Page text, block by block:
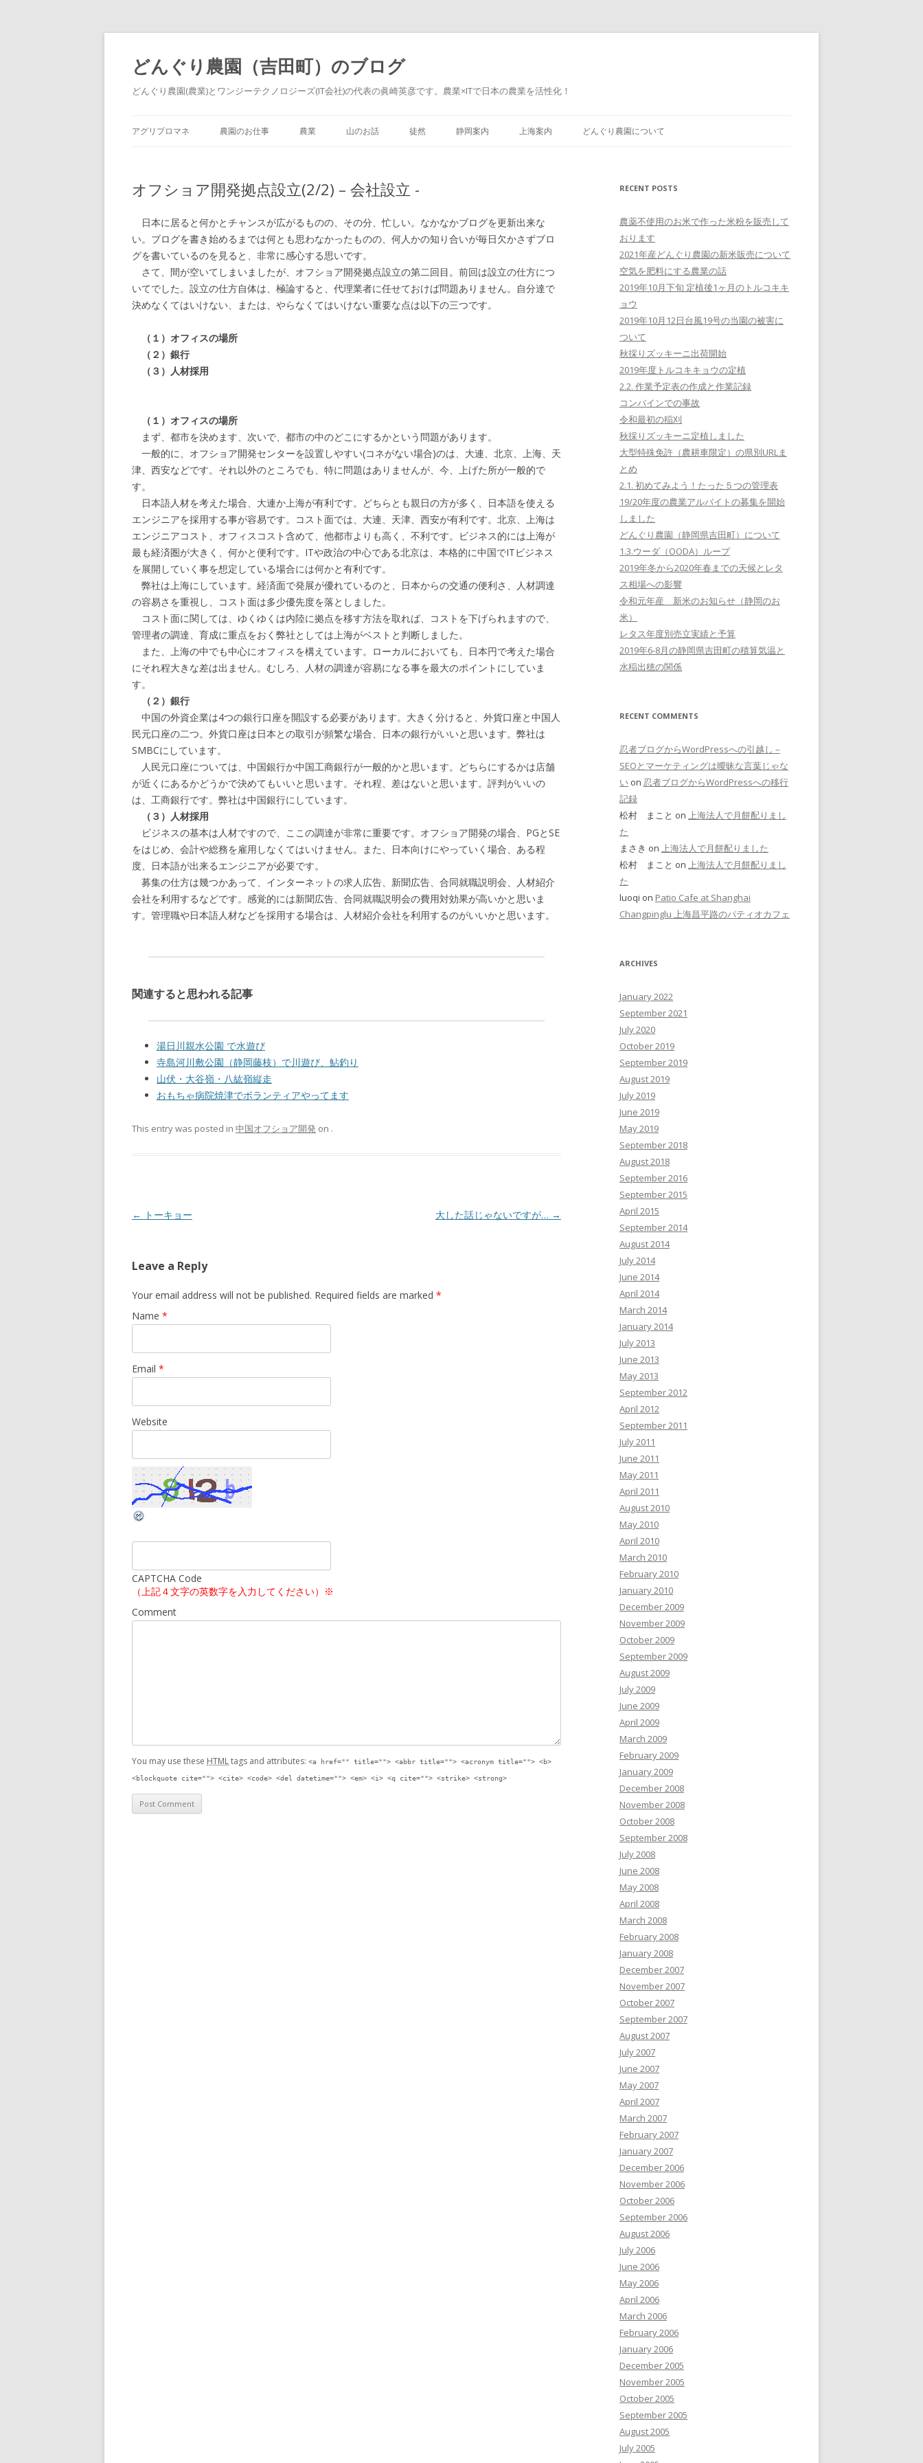
どんぐり農園（吉田町）のブログ
どんぐり農園(農業)とワンジーテクノロジーズ(IT会社)の代表の眞崎英彦です。農業×ITで日本の農業を活性化！
アグリプロマネ 農園のお仕事 農業 山のお話 徒然 静岡案内 上海案内 どんぐり農園について
オフショア開発拠点設立(2/2) – 会社設立 -
日本に居ると何かとチャンスが広がるものの、その分、忙しい。なかなかブログを更新出来な
い。ブログを書き始めるまでは何とも思わなかったものの、何人かの知り合いが毎日欠かさずブロ
グを書いているのを見ると、非常に感心する思いです。
さて、間が空いてしまいましたが、オフショア開発拠点設立の第二回目。前回は設立の仕方につ
いてでした。設立の仕方自体は、極論すると、代理業者に任せておけば問題ありません。自分達で
決めなくてはいけない、または、やらなくてはいけない重要な点は以下の三つです。
（１）オフィスの場所
（２）銀行
（３）人材採用
（１）オフィスの場所
まず、都市を決めます、次いで、都市の中のどこにするかという問題があります。
一般的に、オフショア開発センターを設置しやすい(コネがない場合)のは、大連、北京、上海、天
津、西安などです。それ以外のところでも、特に問題はありませんが、今、上げた所が一般的で
す。
日本語人材を考えた場合、大連か上海が有利です。どちらとも親日の方が多く、日本語を使える
エンジニアを採用する事が容易です。コスト面では、大連、天津、西安が有利です。北京、上海は
エンジニアコスト、オフィスコスト含めて、他都市よりも高く、不利です。ビジネス的には上海が
最も経済圏が大きく、何かと便利です。ITや政治の中心である北京は、本格的に中国でITビジネス
を展開していく事を想定している場合には何かと有利です。
弊社は上海にしています。経済面で発展が優れているのと、日本からの交通の便利さ、人材調達
の容易さを重視し、コスト面は多少優先度を落としました。
コスト面に関しては、ゆくゆくは内陸に拠点を移す方法を取れば、コストを下げられますので、
管理者の調達、育成に重点をおく弊社としては上海がベストと判断しました。
また、上海の中でも中心にオフィスを構えています。ローカルにおいても、日本円で考えた場合
にそれ程大きな差は出ません。むしろ、人材の調達が容易になる事を最大のポイントにしていま
す。
（２）銀行
中国の外資企業は4つの銀行口座を開設する必要があります。大きく分けると、外貨口座と中国人
民元口座の二つ。外貨口座は日本との取引が頻繁な場合、日本の銀行がいいと思います。弊社は
SMBCにしています。
人民元口座については、中国銀行か中国工商銀行が一般的かと思います。どちらにするかは店舗
が近くにあるかどうかで決めてもいいと思います。それ程、差はないと思います。評判がいいの
は、工商銀行です。弊社は中国銀行にしています。
（３）人材採用
ビジネスの基本は人材ですので、ここの調達が非常に重要です。オフショア開発の場合、PGとSE
をはじめ、会計や総務を雇用しなくてはいけません。また、日本向けにやっていく場合、ある程
度、日本語が出来るエンジニアが必要です。
募集の仕方は幾つかあって、インターネットの求人広告、新聞広告、合同就職説明会、人材紹介
会社を利用するなどです。感覚的には新聞広告、合同就職説明会の費用対効果が高いかと思いま
す。管理職や日本語人材などを採用する場合は、人材紹介会社を利用するのがいいかと思います。
関連すると思われる記事
湯日川親水公園 で水遊び
寺島河川敷公園（静岡藤枝）で川遊び、鮎釣り
山伏・大谷嶺・八紘嶺縦走
おもちゃ病院焼津でボランティアやってます
This entry was posted in 中国オフショア開発 on .
Post navigation
← トーキョー 大した話じゃないですが… →
Leave a Reply
Your email address will not be published. Required fields are marked *
Name *
Email *
Website
CAPTCHA Code
（上記４文字の英数字を入力してください）※
Comment
You may use these HTMLtags and attributes: <a href="" title=""> <abbr title=""> <acronym title=""> <b>
<blockquote cite=""> <cite> <code> <del datetime=""> <em> <i> <q cite=""> <strike> <strong>
RECENT POSTS
農薬不使用のお米で作った米粉を販売して
おります
2021年産どんぐり農園の新米販売について
空気を肥料にする農業の話
2019年10月下旬 定植後1ヶ月のトルコキキ
ョウ
2019年10月12日台風19号の当園の被害に
ついて
秋採りズッキーニ出荷開始
2019年度トルコキキョウの定植
2.2. 作業予定表の作成と作業記録
コンバインでの事故
令和最初の稲刈
秋採りズッキーニ定植しました
大型特殊免許（農耕車限定）の県別URLま
とめ
2.1. 初めてみよう！たった５つの管理表
19/20年度の農業アルバイトの募集を開始
しました
どんぐり農園（静岡県吉田町）について
1.3.ウーダ（OODA）ループ
2019年冬から2020年春までの天候とレタ
ス相場への影響
令和元年産 新米のお知らせ（静岡のお
米）
レタス年度別売立実績と予算
2019年6-8月の静岡県吉田町の積算気温と
水稲出穂の関係
RECENT COMMENTS
忍者ブログからWordPressへの引越し –
SEOとマーケティングは曖昧な言葉じゃな
い on 忍者ブログからWordPressへの移行
記録
松村 まこと on 上海法人で月餅配りまし
た
まさき on 上海法人で月餅配りました
松村 まこと on 上海法人で月餅配りまし
た
luoqi on Patio Cafe at Shanghai
Changpinglu 上海昌平路のパティオカフェ
ARCHIVES
January 2022
September 2021
July 2020
October 2019
September 2019
August 2019
July 2019
June 2019
May 2019
September 2018
August 2018
September 2016
September 2015
April 2015
September 2014
August 2014
July 2014
June 2014
April 2014
March 2014
January 2014
July 2013
June 2013
May 2013
September 2012
April 2012
September 2011
July 2011
June 2011
May 2011
April 2011
August 2010
May 2010
April 2010
March 2010
February 2010
January 2010
December 2009
November 2009
October 2009
September 2009
August 2009
July 2009
June 2009
April 2009
March 2009
February 2009
January 2009
December 2008
November 2008
October 2008
September 2008
July 2008
June 2008
May 2008
April 2008
March 2008
February 2008
January 2008
December 2007
November 2007
October 2007
September 2007
August 2007
July 2007
June 2007
May 2007
April 2007
March 2007
February 2007
January 2007
December 2006
November 2006
October 2006
September 2006
August 2006
July 2006
June 2006
May 2006
April 2006
March 2006
February 2006
January 2006
December 2005
November 2005
October 2005
September 2005
August 2005
July 2005